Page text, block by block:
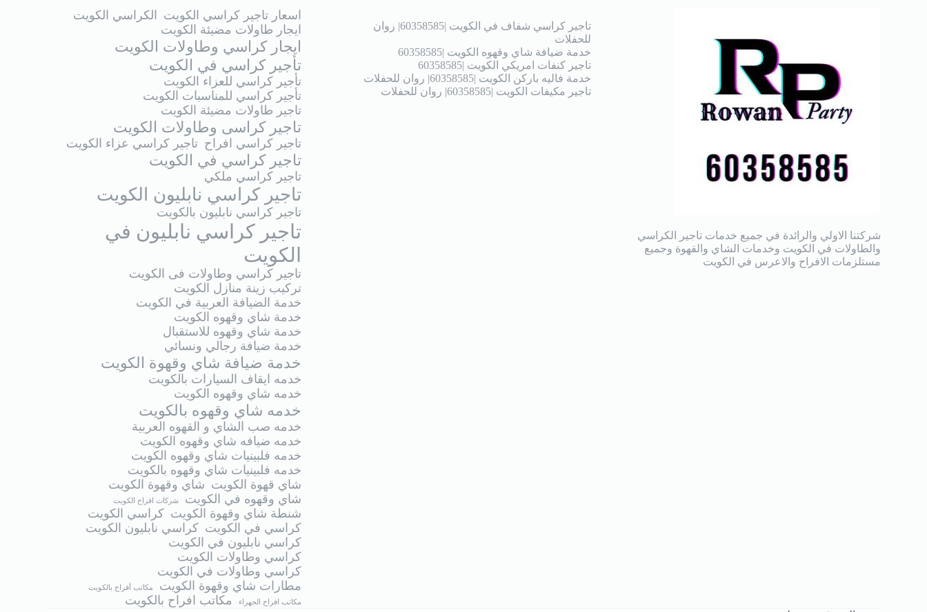
شركتنا الاولي والرائدة في جميع خدمات تاجير الكراسي
والطاولات في الكويت وخدمات الشاي والقهوة وجميع
مستلزمات الافراح والاعرس في الكويت
تاجير كراسي شفاف في الكويت |60358585| روان
للحفلات
خدمة ضيافة شاي وقهوه الكويت |60358585
تاجير كنفات امريكي الكويت |60358585
خدمة فاليه باركن الكويت |60358585| روان للحفلات
تاجير مكيفات الكويت |60358585| روان للحفلات
اسعار تاجير كراسي الكويت
الكراسي الكويت
ايجار طاولات مضيئة الكويت
ايجار كراسي وطاولات الكويت
تأجير كراسي في الكويت
تأجير كراسي للعزاء الكويت
تأجير كراسي للمناسبات الكويت
تاجير طاولات مضيئة الكويت
تاجير كراسى وطاولات الكويت
تاجير كراسي افراح تاجير كراسي عزاء الكويت
تاجير كراسي في الكويت
تاجير كراسي ملكي
تاجير كراسي نابليون الكويت
تاجير كراسي نابليون بالكويت
تاجير كراسي نابليون في
الكويت
تاجير كراسي وطاولات فى الكويت
تركيب زينة منازل الكويت
خدمة الضيافة العربية في الكويت
خدمة شاي وقهوه الكويت
خدمة شاي وقهوه للاستقبال
خدمة ضيافة رجالي ونسائي
خدمة ضيافة شاي وقهوة الكويت
خدمه ايقاف السيارات بالكويت
خدمه شاي وقهوه الكويت
خدمه شاي وقهوه بالكويت
خدمه صب الشاي و القهوه العربية
خدمه ضيافه شاي وقهوه الكويت
خدمه فلبينيات شاي وقهوه الكويت
خدمه فلبينيات شاي وقهوه بالكويت
شاي قهوة الكويت شاي وقهوة الكويت
شاي وقهوه في الكويت
شركات افراح الكويت
شنطة شاي وقهوة الكويت كراسي الكويت
كراسي في الكويت كراسي نابليون الكويت
كراسي نابليون في الكويت
كراسي وطاولات الكويت
كراسي وطاولات في الكويت
مطارات شاي وقهوة الكويت
مكاتب أفراح بالكويت
مكاتب افراح الجهراء
مكاتب افراح بالكويت